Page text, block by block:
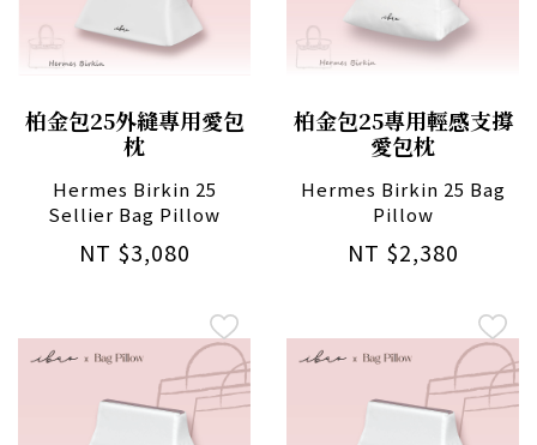
柏金包25外縫專用愛包
枕
Hermes Birkin 25
Sellier Bag Pillow
NT $3,080
柏金包25專用輕感支撐
愛包枕
Hermes Birkin 25 Bag
Pillow
NT $2,380